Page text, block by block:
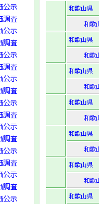
公示
調査
公示
調査
公示
調査
公示
調査
公示
調査
公示
調査
公示
調査
公示
調査
公示
和歌山県
和歌
和歌山県
和歌
和歌山県
和歌
和歌山県
和歌
和歌山県
和歌
和歌山県
和歌
和歌山県